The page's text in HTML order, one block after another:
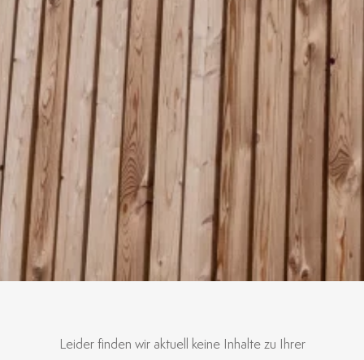
Leider finden wir aktuell keine Inhalte zu Ihrer